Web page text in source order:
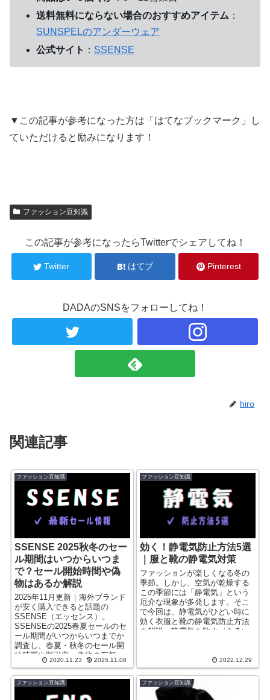
送料無料にならない場合のおすすめアイテム ：
SUNSPELのアンダーウェア
公式サイト ： SSENSE
▼この記事が参考になった方は「はてなブックマーク」し
ていただけると励みになります！
ファッション豆知識
この記事が参考になったらTwitterでシェアしてね！
Twitter はてブ Pinterest
DADAのSNSをフォローしてね！
hiro
関連記事
ファッション豆知識
SSENSE 2025秋冬のセー
ル期間はいつからいつま
で？セール開始時間や偽
物はあるか解説
2025年11月更新｜海外ブランド
が安く購入できると話題の
SSENSE（エッセンス）。
SSENSEの2025春夏セールのセ
ール期間がいつからいつまでか
調査し、春夏・秋冬のセール開
始時間や割引率、偽物の有無、
マルジェラ等の人気ブランドが
なぜ安いかも解説。
2020.11.23 2025.11.08
ファッション豆知識
効く！静電気防止方法5選
｜服と靴の静電気対策
ファッションが楽しくなる冬の
季節。しかし、空気が乾燥する
この季節には「静電気」という
厄介な現象が多発します。そこ
で今回は、静電気がひどい時に
効く衣服と靴の静電気防止方法
を解説。静電気を防ぐ（あるい
2022.12.29
ファッション豆知識 ファッション豆知識